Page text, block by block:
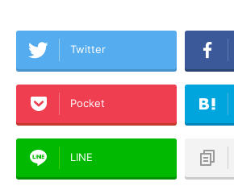
Twitter
Pocket
LINE